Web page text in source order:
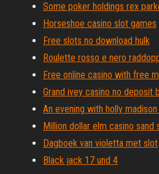
Some poker holdings rex
Horseshoe casino slot games
Free slots no download hulk
Roulette rosso e nero
Free online casino with free
Grand ivey casino no deposit
An evening with holly
Million dollar elm casino sand
Dagboek van violetta met slot
Black jack 17 und 4